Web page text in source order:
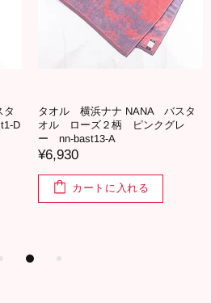
D
タオル 横浜ナナ NANA バスタ
オル ローズ２柄 ピンクグレ
ー nn-bast13-A
¥6,930
カートに入れる